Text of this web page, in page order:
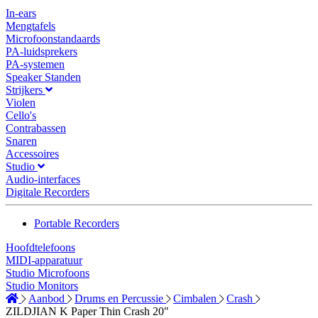
In-ears
Mengtafels
Microfoonstandaards
PA-luidsprekers
PA-systemen
Speaker Standen
Strijkers
Violen
Cello's
Contrabassen
Snaren
Accessoires
Studio
Audio-interfaces
Digitale Recorders
Portable Recorders
Hoofdtelefoons
MIDI-apparatuur
Studio Microfoons
Studio Monitors
Aanbod
Drums en Percussie Cimbalen
Crash
ZILDJIAN K Paper Thin Crash 20"